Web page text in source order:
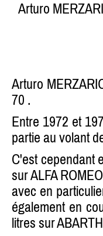
Arturo
Arturo
70 .
Entre 1972 et
partie au volant
C'est cependant
sur ALFA
avec en
également en
litres sur